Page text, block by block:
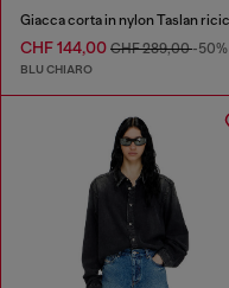
CHF 144,00 CHF 289,00-50%
BLU CHIARO